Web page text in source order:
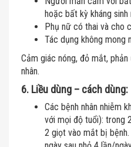
hoặc bất kỳ kháng
Phụ nữ có thai và cho
Tác dụng không mong
Cảm giác nóng, đỏ mắt,
nhân.
6. Liều dùng – cách dùng:
Các bệnh nhân nhiễm
với mọi độ tuổi): trong
2 giọt vào mắt bị